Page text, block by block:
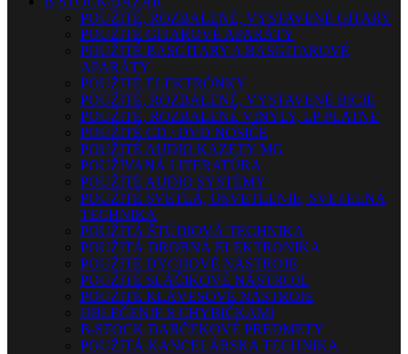
POUŽITÉ, ROZBALENÉ, VYSTAVENÉ GITARY
POUŽITÉ GITAROVÉ APARÁTY
POUŽITÉ BASGITARY A BASGITAROVÉ
APARÁTY
POUŽITÉ ELEKTRÓNKY
POUŽITÉ, ROZBALENÉ, VYSTAVENÉ BICIE
POUŽITÉ, ROZBALENÉ VINYLY, LP PLATNE
POUŽITÉ CD / DVD NOSIČE
POUŽITÉ AUDIO KAZETY MG
POUŽÍVANÁ LITERATÚRA
POUŽITÉ AUDIO SYSTÉMY
POUŽITÉ SVETLÁ, OSVETLENIE, SVETELNÁ
TECHNIKA
POUŽITÁ ŠTÚDIOVÁ TECHNIKA
POUŽITÁ DROBNÁ ELEKTRONIKA
POUŽITÉ DYCHOVÉ NÁSTROJE
POUŽITÉ SLÁČIKOVÉ NÁSTROJE
POUŽITÉ KLÁVESOVÉ NÁSTROJE
OBLEČENIE S CHYBIČKAMI
B-STOCK DARČEKOVÉ PREDMETY
POUŽITÁ KANCELÁRSKA TECHNIKA